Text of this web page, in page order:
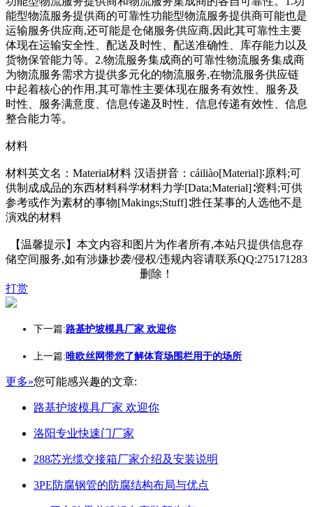
能型物流服务提供商的可靠性功能型物流服务提供商可能也是
运输服务供应商,还可能是仓储服务供应商,因此其可靠性主要
体现在运输安全性、配送及时性、配送准确性、库存能力以及
货物保管能力等。2.物流服务集成商的可靠性物流服务集成商
为物流服务需求方提供多元化的物流服务,在物流服务供应链
中起着核心的作用,其可靠性主要体现在服务有效性、服务及
时性、服务满意度、信息传递及时性、信息传递有效性、信息
整合能力等。
材料
材料英文名：Material材料 汉语拼音：cáiliào[Material]∶原料;可
供制成成品的东西材料科学材料力学[Data;Material]∶资料;可供
参考或作为素材的事物[Makings;Stuff]∶胜任某事的人选他不是
演戏的材料
【温馨提示】本文内容和图片为作者所有,本站只提供信息存
储空间服务,如有涉嫌抄袭/侵权/违规内容请联系QQ:275171283
删除！
打赏
下一篇:路基护坡模具厂家 欢迎你
上一篇:唯欧丝网带您了解体育场围栏用于的场所
更多»您可能感兴趣的文章:
路基护坡模具厂家 欢迎你
洛阳专业快速门厂家
288芯光缆交接箱厂家介绍及安装说明
3PE防腐钢管的防腐结构布局与优点